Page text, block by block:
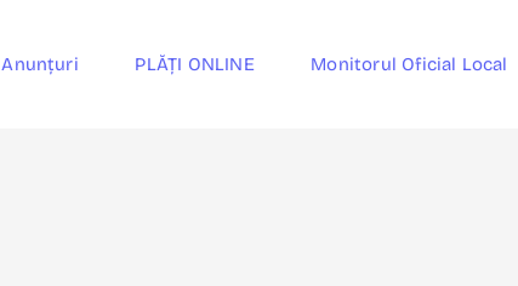
Anunțuri PLĂȚI ONLINE Monitorul Oficial Local